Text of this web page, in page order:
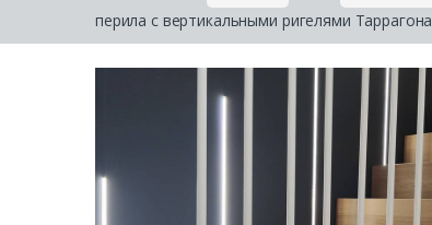
перила с вертикальными ригелями Таррагона